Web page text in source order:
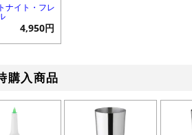
ナイト・フレ
4,950円
購入商品